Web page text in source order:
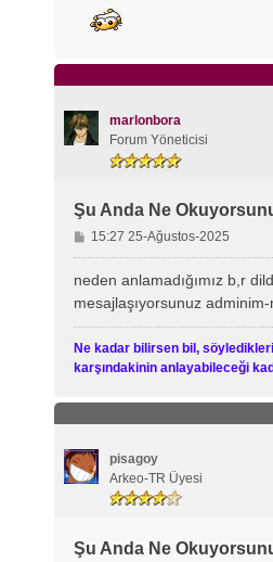
marlonbora
Forum Yöneticisi
Şu Anda Ne
M
e
j
15:27 25-Ağustos-2025
neden anlamadığımız b,r
mesajlaşıyorsunuz
Ne kadar bilirsen bil,
karşındakinin anlayabileceği
pisagoy
Arkeo-TR Üyesi
Şu Anda Ne